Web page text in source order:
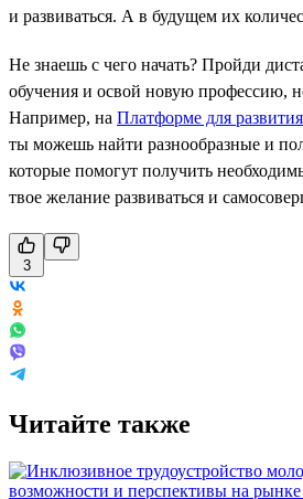
и развиваться. А в будущем их
Не знаешь с чего начать? Пройди
обучения и освой новую профессию,
Например, на Платформе для
ты можешь найти разнообразные и
которые помогут получить
твое желание развиваться и
3
Читайте также